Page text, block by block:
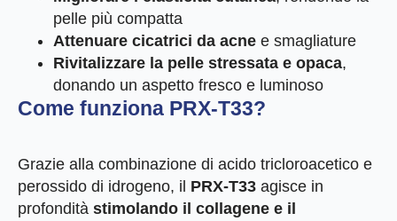
pelle più compatta
Attenuare cicatrici da acne e smagliature
Rivitalizzare la pelle stressata e opaca,
donando un aspetto fresco e luminoso
Come funziona PRX-T33?
Grazie alla combinazione di acido tricloroacetico e
perossido di idrogeno, il PRX-T33 agisce in
profondità stimolando il collagene e il